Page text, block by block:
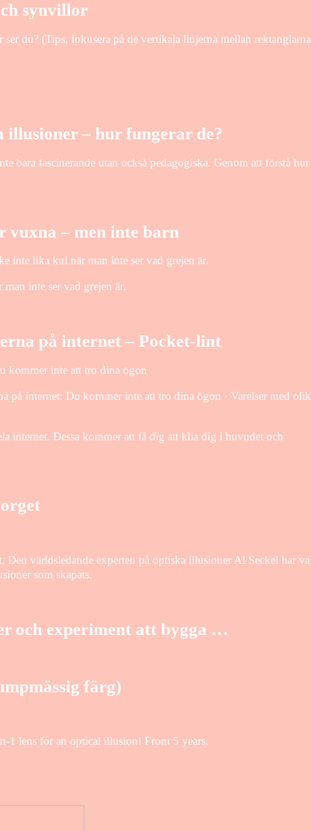
synvillor
du? (Tips, fokusera på de vertikala linjerna mellan
illusioner – hur fungerar de?
bara fascinerande utan också pedagogiska. Genom att förstå hur
vuxna – men inte barn
inte lika kul när man inte ser vad grejen är.
inte ser vad grejen är.
på internet – Pocket-lint
kommer inte att tro dina ögon
på internet: Du kommer inte att tro dina ögon · Varelser med
internet. Dessa kommer att få dig att klia dig i huvudet och
Den världsledande experten på optiska illusioner Al Seckel har
som skapats.
och experiment att bygga …
färg)
1 lens for an optical illusion! From 5 years.